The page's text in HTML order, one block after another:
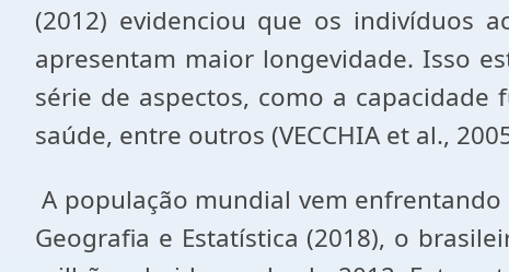
(2012) evidenciou que os indivíduos
apresentam maior longevidade. Isso
série de aspectos, como a
saúde, entre outros (VECCHIA et al.,
A população mundial vem
Geografia e Estatística (2018), o